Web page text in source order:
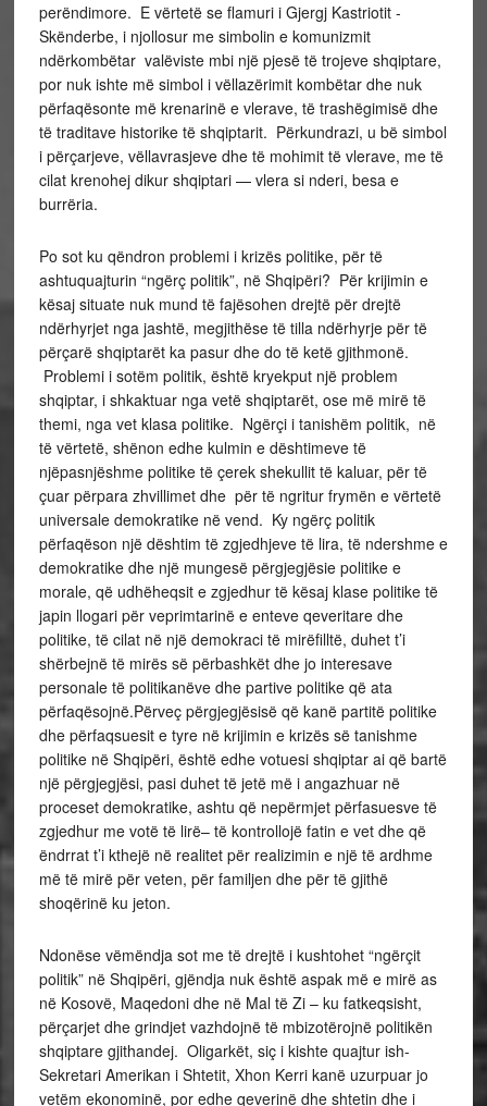
perëndimore. E vërtetë se flamuri i Gjergj Kastriotit -
Skënderbe, i njollosur me simbolin e komunizmit
ndërkombëtar valëviste mbi një pjesë të trojeve shqiptare,
por nuk ishte më simbol i vëllazërimit kombëtar dhe nuk
përfaqësonte më krenarinë e vlerave, të trashëgimisë dhe
të traditave historike të shqiptarit. Përkundrazi, u bë simbol
i përçarjeve, vëllavrasjeve dhe të mohimit të vlerave, me të
cilat krenohej dikur shqiptari — vlera si nderi, besa e
burrëria.
Po sot ku qëndron problemi i krizës politike, për të
ashtuquajturin “ngërç politik”, në Shqipëri? Për krijimin e
kësaj situate nuk mund të fajësohen drejtë për drejtë
ndërhyrjet nga jashtë, megjithëse të tilla ndërhyrje për të
përçarë shqiptarët ka pasur dhe do të ketë gjithmonë.
Problemi i sotëm politik, është kryekput një problem
shqiptar, i shkaktuar nga vetë shqiptarët, ose më mirë të
themi, nga vet klasa politike. Ngërçi i tanishëm politik, në
të vërtetë, shënon edhe kulmin e dështimeve të
njëpasnjëshme politike të çerek shekullit të kaluar, për të
çuar përpara zhvillimet dhe për të ngritur frymën e vërtetë
universale demokratike në vend. Ky ngërç politik
përfaqëson një dështim të zgjedhjeve të lira, të ndershme e
demokratike dhe një mungesë përgjegjësie politike e
morale, që udhëheqsit e zgjedhur të kësaj klase politike të
japin llogari për veprimtarinë e enteve qeveritare dhe
politike, të cilat në një demokraci të mirëfilltë, duhet t’i
shërbejnë të mirës së përbashkët dhe jo interesave
personale të politikanëve dhe partive politike që ata
përfaqësojnë.Përveç përgjegjësisë që kanë partitë politike
dhe përfaqsuesit e tyre në krijimin e krizës së tanishme
politike në Shqipëri, është edhe votuesi shqiptar ai që bartë
një përgjegjësi, pasi duhet të jetë më i angazhuar në
proceset demokratike, ashtu që nepërmjet përfasuesve të
zgjedhur me votë të lirë– të kontrollojë fatin e vet dhe që
ëndrrat t’i kthejë në realitet për realizimin e një të ardhme
më të mirë për veten, për familjen dhe për të gjithë
shoqërinë ku jeton.
Ndonëse vëmëndja sot me të drejtë i kushtohet “ngërçit
politik” në Shqipëri, gjëndja nuk është aspak më e mirë as
në Kosovë, Maqedoni dhe në Mal të Zi – ku fatkeqsisht,
përçarjet dhe grindjet vazhdojnë të mbizotërojnë politikën
shqiptare gjithandej. Oligarkët, siç i kishte quajtur ish-
Sekretari Amerikan i Shtetit, Xhon Kerri kanë uzurpuar jo
vetëm ekonominë, por edhe qeverinë dhe shtetin dhe i